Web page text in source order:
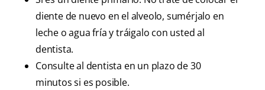
diente de nuevo en el alveolo, sumérjalo en
leche o agua fría y tráigalo con usted al
dentista.
Consulte al dentista en un plazo de 30
minutos si es posible.